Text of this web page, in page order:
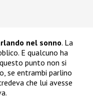
nel sonno. La
E qualcuno ha
punto non si
se entrambi parlino
che lui avesse